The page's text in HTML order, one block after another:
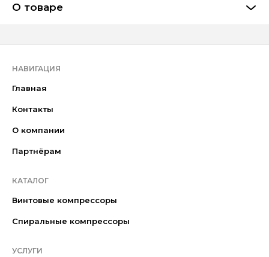
О товаре
НАВИГАЦИЯ
Главная
Контакты
О компании
Партнёрам
КАТАЛОГ
Винтовые компрессоры
Спиральные компрессоры
УСЛУГИ